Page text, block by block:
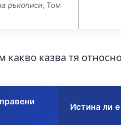
ръкописи, Том
какво казва тя
Истина ли